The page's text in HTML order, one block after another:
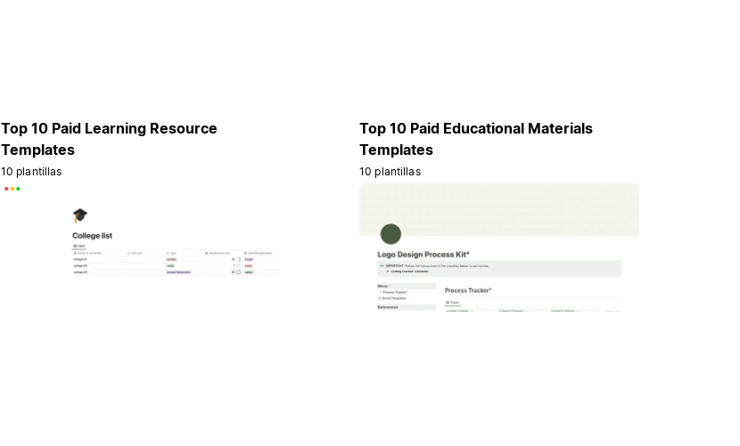
Top 10 Paid Learning Resource
Templates
10 plantillas
Top 10 Paid Educational Materials
Templates
10 plantillas